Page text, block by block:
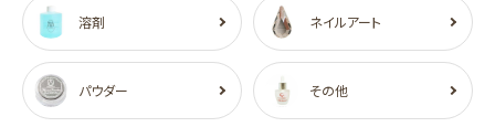
溶剤 ネイルアート
パウダー その他